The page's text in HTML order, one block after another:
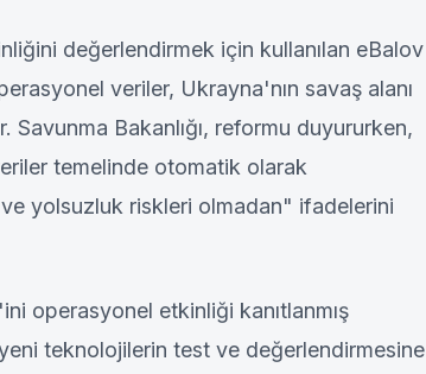
değerlendirmek için kullanılan eBalov
veriler, Ukrayna'nın savaş alanı
Savunma Bakanlığı, reformu duyururken,
temelinde otomatik olarak
yolsuzluk riskleri olmadan" ifadelerini
operasyonel etkinliği kanıtlanmış
teknolojilerin test ve değerlendirmesine